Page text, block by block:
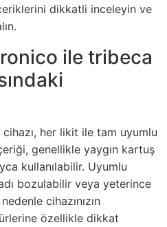
dikkatli inceleyin ve
ile tribeca
cihazı, her likit ile tam uyumlu
genellikle yaygın kartuş
kullanılabilir. Uyumlu
bozulabilir veya yeterince
cihazınızın
özellikle dikkat